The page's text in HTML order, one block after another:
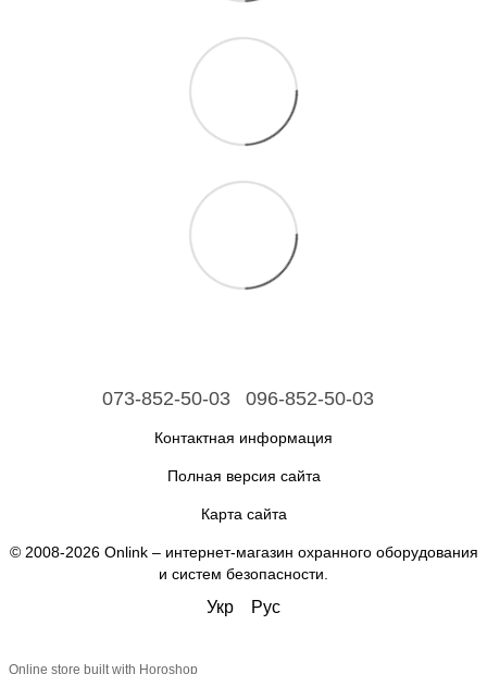
073-852-50-03 096-852-50-03
Контактная информация
Полная версия сайта
Карта сайта
© 2008-2026 Onlink – интернет-магазин охранного оборудования
и систем безопасности
Укр Рус
Online store built with Horoshop